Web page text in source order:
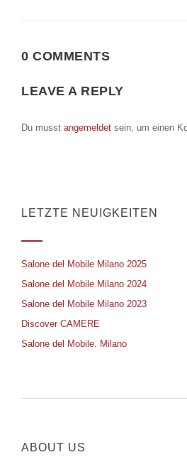
0 COMMENTS
LEAVE A REPLY
Du musst angemeldet sein, um einen
LETZTE NEUIGKEITEN
Salone del Mobile Milano 2025
Salone del Mobile Milano 2024
Salone del Mobile Milano 2023
Discover CAMERE
Salone del Mobile. Milano
ABOUT US